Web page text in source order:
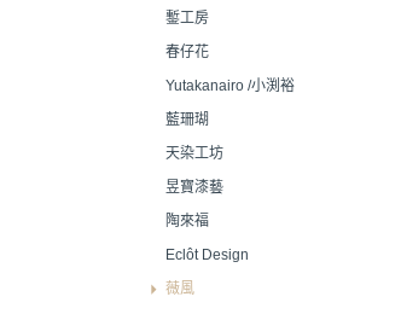
鏨工房
春仔花
Yutakanairo /小渕裕
藍珊瑚
天染工坊
昱寶漆藝
陶來福
Eclôt Design
薇風